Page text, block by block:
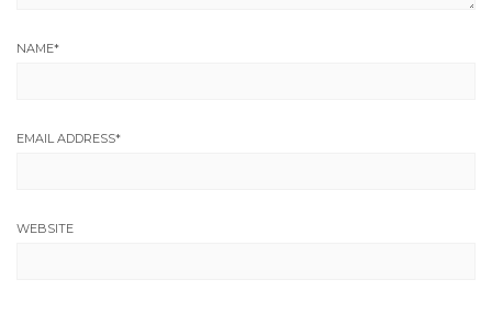
NAME*
EMAIL ADDRESS*
WEBSITE